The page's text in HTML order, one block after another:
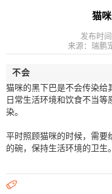
猫
发布时
来源：瑞鹏
不会
猫咪的黑下巴是不会传染给
日常生活环境和饮食不当
染。
平时照顾猫咪的时候，需要
的碗，保持生活环境的卫生。
